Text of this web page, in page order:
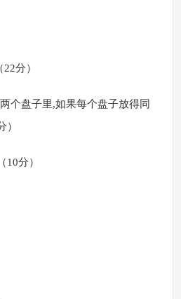
分）
个盘子里,如果每个盘子放得同
）
10分）